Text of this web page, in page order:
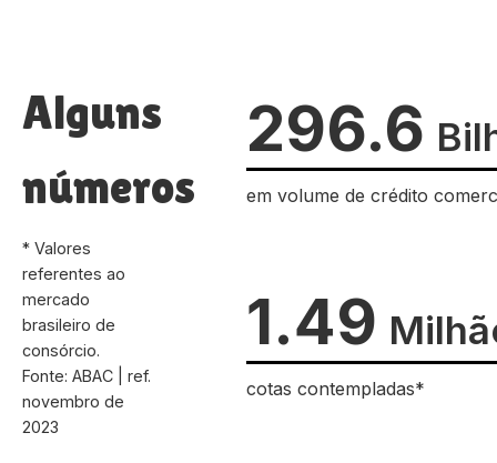
Alguns
números
* Valores
referentes ao
mercado
brasileiro de
consórcio.
Fonte: ABAC | ref.
novembro de
2023
296.6
em volume de crédito
1.49
cotas contempladas*